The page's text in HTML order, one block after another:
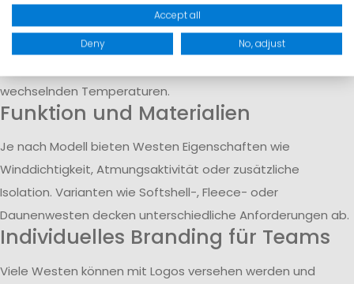
Westen halten den Oberkörper warm, während die Arme
frei beweglich bleiben. Dadurch sind sie besonders geeignet
wechselnden Temperaturen.
Funktion und Materialien
Je nach Modell bieten Westen Eigenschaften wie
Winddichtigkeit, Atmungsaktivität oder zusätzliche
Isolation. Varianten wie Softshell-, Fleece- oder
Daunenwesten decken unterschiedliche Anforderungen ab.
Individuelles Branding für Teams
Viele Westen können mit Logos versehen werden und
Accept all
Deny No, adjust